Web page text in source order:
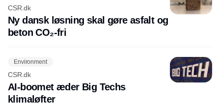
CSR.dk
Ny dansk løsning skal gøre asfalt og
beton CO₂-fri
Environment
CSR.dk
AI-boomet æder Big Techs
klimaløfter